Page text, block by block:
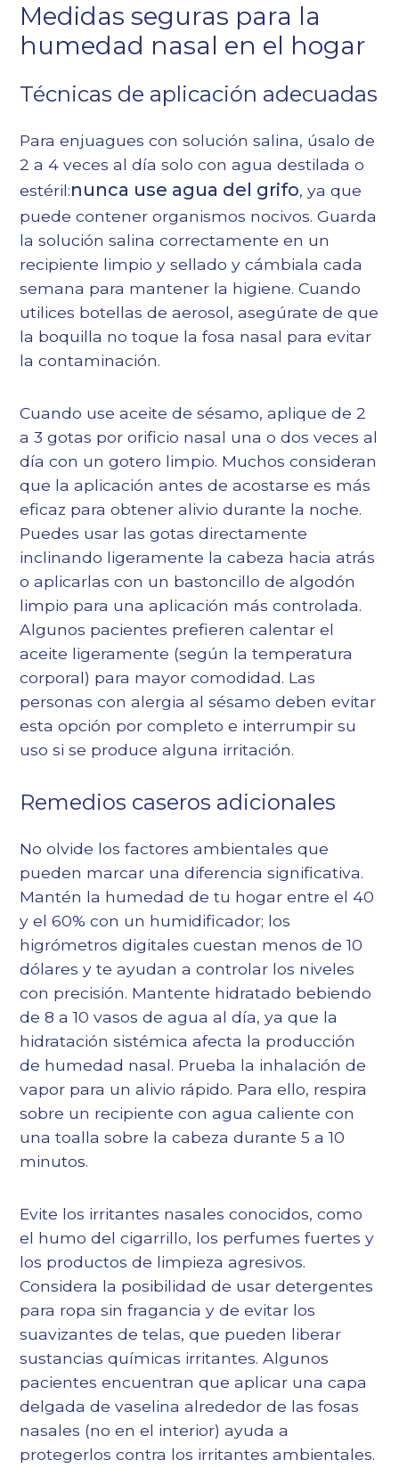
Medidas seguras para la
humedad nasal en el hogar
Técnicas de aplicación adecuadas
Para enjuagues con solución salina, úsalo de
2 a 4 veces al día solo con agua destilada o
estéril:nunca use agua del grifo, ya que
puede contener organismos nocivos. Guarda
la solución salina correctamente en un
recipiente limpio y sellado y cámbiala cada
semana para mantener la higiene. Cuando
utilices botellas de aerosol, asegúrate de que
la boquilla no toque la fosa nasal para evitar
la contaminación.
Cuando use aceite de sésamo, aplique de 2
a 3 gotas por orificio nasal una o dos veces al
día con un gotero limpio. Muchos consideran
que la aplicación antes de acostarse es más
eficaz para obtener alivio durante la noche.
Puedes usar las gotas directamente
inclinando ligeramente la cabeza hacia atrás
o aplicarlas con un bastoncillo de algodón
limpio para una aplicación más controlada.
Algunos pacientes prefieren calentar el
aceite ligeramente (según la temperatura
corporal) para mayor comodidad. Las
personas con alergia al sésamo deben evitar
esta opción por completo e interrumpir su
uso si se produce alguna irritación.
Remedios caseros adicionales
No olvide los factores ambientales que
pueden marcar una diferencia significativa.
Mantén la humedad de tu hogar entre el 40
y el 60% con un humidificador; los
higrómetros digitales cuestan menos de 10
dólares y te ayudan a controlar los niveles
con precisión. Mantente hidratado bebiendo
de 8 a 10 vasos de agua al día, ya que la
hidratación sistémica afecta la producción
de humedad nasal. Prueba la inhalación de
vapor para un alivio rápido. Para ello, respira
sobre un recipiente con agua caliente con
una toalla sobre la cabeza durante 5 a 10
minutos.
Evite los irritantes nasales conocidos, como
el humo del cigarrillo, los perfumes fuertes y
los productos de limpieza agresivos.
Considera la posibilidad de usar detergentes
para ropa sin fragancia y de evitar los
suavizantes de telas, que pueden liberar
sustancias químicas irritantes. Algunos
pacientes encuentran que aplicar una capa
delgada de vaselina alrededor de las fosas
nasales (no en el interior) ayuda a
protegerlos contra los irritantes ambientales.